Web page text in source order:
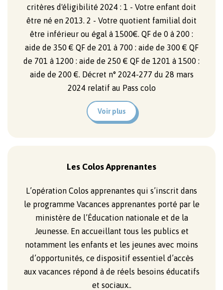
critères d'éligibilité 2024 : 1 - Votre enfant doit
être né en 2013. 2 - Votre quotient familial doit
être inférieur ou égal à 1500€. QF de 0 à 200 :
aide de 350 € QF de 201 à 700 : aide de 300 € QF
de 701 à 1200 : aide de 250 € QF de 1201 à 1500 :
aide de 200 €. Décret n° 2024-277 du 28 mars
2024 relatif au Pass colo
Voir plus
Les Colos Apprenantes
L’opération Colos apprenantes qui s’inscrit dans
le programme Vacances apprenantes porté par le
ministère de l’Éducation nationale et de la
Jeunesse. En accueillant tous les publics et
notamment les enfants et les jeunes avec moins
d’opportunités, ce dispositif essentiel d’accès
aux vacances répond à de réels besoins éducatifs
et sociaux..